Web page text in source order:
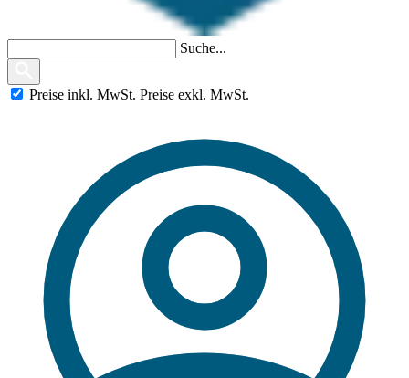
Suche...
Preise inkl. MwSt. Preise exkl. MwSt.